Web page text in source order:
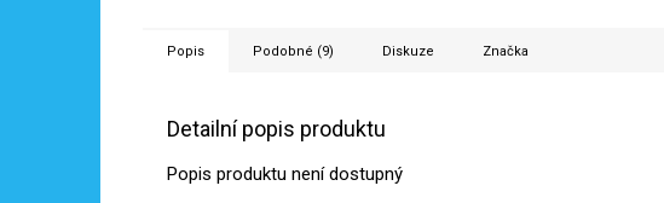
Popis Podobné (9) Diskuze Značka
Detailní popis produktu
Popis produktu není dostupný